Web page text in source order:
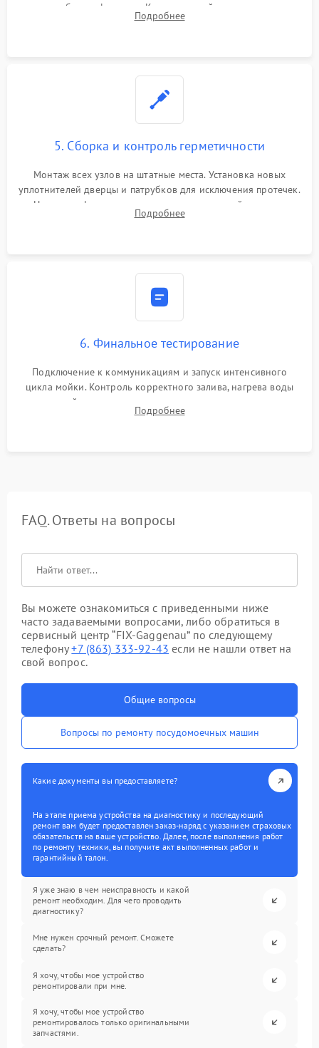
патрубках и фильтрах. Компонентный ремонт платы
управления, восстановление поврежденной проводки.
Подробнее
5. Сборка и контроль герметичности
Монтаж всех узлов на штатные места. Установка новых
уплотнителей дверцы и патрубков для исключения протечек.
Надежная фиксация хомутов гидравлической системы,
сборка корпуса и установка датчика поплавка.
Подробнее
6. Финальное тестирование
Подключение к коммуникациям и запуск интенсивного
цикла мойки. Контроль корректного залива, нагрева воды
до нужной температуры, отсутствия посторонних шумов,
штатного слива и абсолютной сухости в поддоне.
Подробнее
FAQ. Ответы на вопросы
Вы можете ознакомиться с приведенными ниже
часто задаваемыми вопросами, либо обратиться в
сервисный центр “FIX-Gaggenau” по следующему
телефону+7 (863) 333-92-43 если не нашли ответ на
свой вопрос.
Общие вопросы
Вопросы по ремонту посудомоечных машин
Какие документы вы предоставляете?
На этапе приема устройства на диагностику и последующий
ремонт вам будет предоставлен заказ-наряд с указанием страховых
обязательств на ваше устройство. Далее, после выполнения работ
по ремонту техники, вы получите акт выполненных работ и
гарантийный талон.
Я уже знаю в чем неисправность и какой
ремонт необходим. Для чего проводить
диагностику?
Мне нужен срочный ремонт. Сможете
сделать?
Я хочу, чтобы мое устройство
ремонтировали при мне.
Я хочу, чтобы мое устройство
ремонтировалось только оригинальными
запчастями.